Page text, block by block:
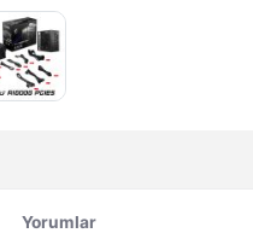
Yorumlar